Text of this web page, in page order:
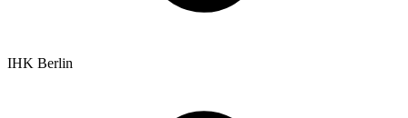
IHK Berlin